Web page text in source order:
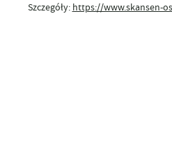
Szczegóły: https://www.skansen-